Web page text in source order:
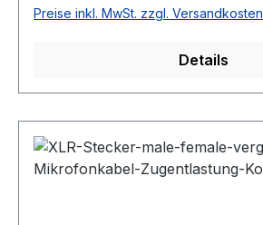
Preise inkl. MwSt. zzgl. Versandkosten
Details